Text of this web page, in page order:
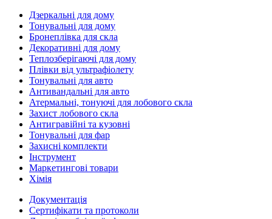
Дзеркальні для дому
Тонувальні для дому
Бронеплівка для скла
Декоративні для дому
Теплозберігаючі для дому
Плівки від ультрафіолету
Тонувальні для авто
Антивандальні для авто
Атермальні, тонуючі для лобового скла
Захист лобового скла
Антигравійні та кузовні
Тонувальні для фар
Захисні комплекти
Інструмент
Маркетингові товари
Хімія
Документація
Сертифікати та протоколи